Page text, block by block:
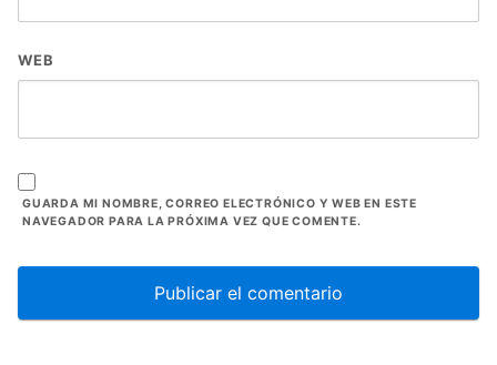
WEB
GUARDA MI NOMBRE, CORREO ELECTRÓNICO Y WEB EN ESTE
NAVEGADOR PARA LA PRÓXIMA VEZ QUE COMENTE.